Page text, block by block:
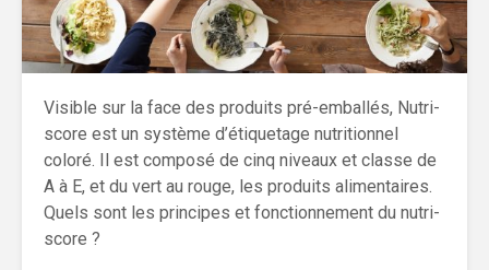
Visible sur la face des produits pré-emballés, Nutri-
score est un système d’étiquetage nutritionnel
coloré. Il est composé de cinq niveaux et classe de
A à E, et du vert au rouge, les produits alimentaires.
Quels sont les principes et fonctionnement du nutri-
score ?